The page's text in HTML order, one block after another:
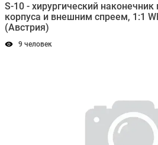
S-10 - хирургический
корпуса и внешним спреем, 1:1
(Австрия)
9 человек